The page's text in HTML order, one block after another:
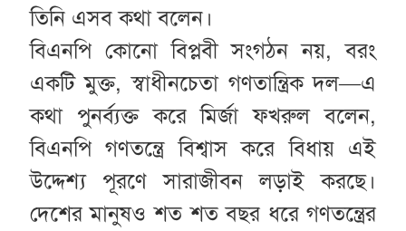
তিনি এসব কথা বলেন।
বিএনপি কোনো বিপ্লবী সংগঠন নয়, বরং
একটি মুক্ত, স্বাধীনচেতা গণতান্ত্রিক দল—এ
কথা পুনর্ব্যক্ত করে মির্জা ফখরুল বলেন,
বিএনপি গণতন্ত্রে বিশ্বাস করে বিধায় এই
উদ্দেশ্য পূরণে সারাজীবন লড়াই করছে।
দেশের মানুষও শত শত বছর ধরে গণতন্ত্রের